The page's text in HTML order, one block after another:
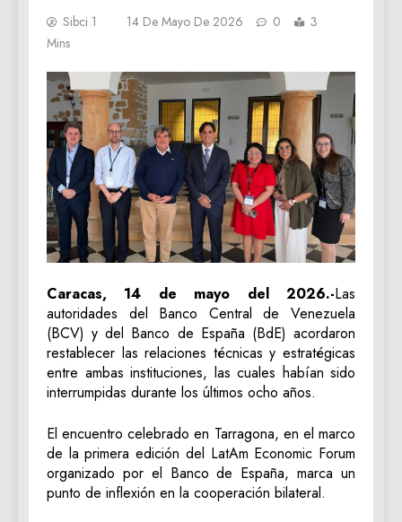
Sibci 1 14 De Mayo De 2026 0
3
Mins
Caracas, 14 de mayo del 2026.-Las
autoridades del Banco Central de Venezuela
(BCV) y del Banco de España (BdE) acordaron
restablecer las relaciones técnicas y estratégicas
entre ambas instituciones, las cuales habían sido
interrumpidas durante los últimos ocho años.
El encuentro celebrado en Tarragona, en el marco
de la primera edición del LatAm Economic Forum
organizado por el Banco de España, marca un
punto de inflexión en la cooperación bilateral.